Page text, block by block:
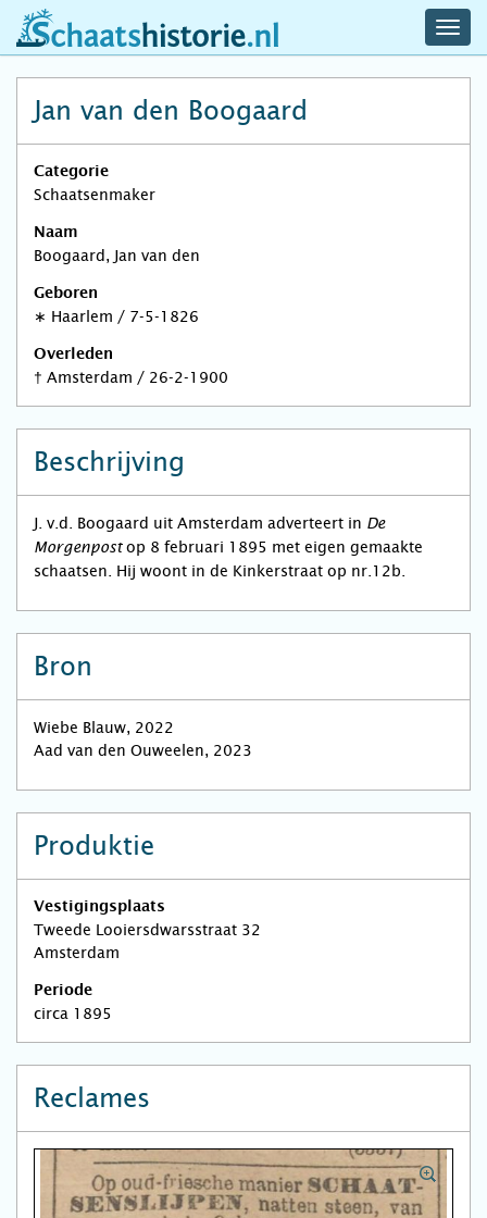
schaatshistorie.nl
Jan van den Boogaard
Categorie
Schaatsenmaker
Naam
Boogaard, Jan van den
Geboren
∗ Haarlem / 7-5-1826
Overleden
† Amsterdam / 26-2-1900
Beschrijving
J. v.d. Boogaard uit Amsterdam adverteert in De
Morgenpostop 8 februari 1895 met eigen gemaakte
schaatsen. Hij woont in de Kinkerstraat op nr.12b.
Bron
Wiebe Blauw, 2022
Aad van den Ouweelen, 2023
Produktie
Vestigingsplaats
Tweede Looiersdwarsstraat 32
Amsterdam
Periode
circa 1895
Reclames